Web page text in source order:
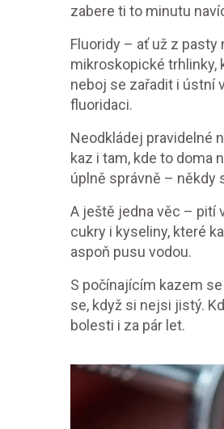
zabere ti to minutu
Fluoridy – ať už z
mikroskopické trhlinky,
neboj se zařadit i ústní
fluoridaci.
Neodkládej pravidelné
kaz i tam, kde to doma
úplně správně – někdy
A ještě jedna věc – pití
cukry i kyseliny, které
aspoň pusu vodou.
S počínajícím kazem
se, když si nejsi jistý.
bolesti i za pár let.